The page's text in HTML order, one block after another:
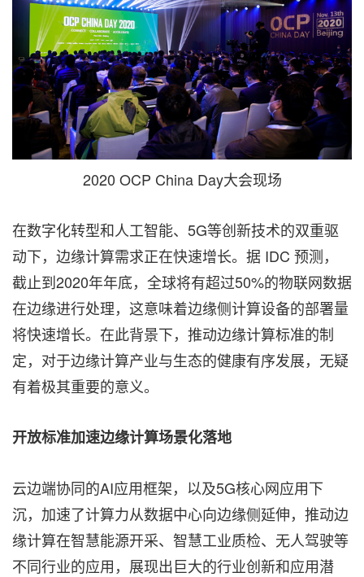
2020 OCP China Day大会现场
在数字化转型和人工智能、5G等创新技术的双重驱
动下，边缘计算需求正在快速增长。据 IDC 预测，
截止到2020年年底，全球将有超过50%的物联网数据
在边缘进行处理，这意味着边缘侧计算设备的部署量
将快速增长。在此背景下，推动边缘计算标准的制
定，对于边缘计算产业与生态的健康有序发展，无疑
有着极其重要的意义。
开放标准加速边缘计算场景化落地
云边端协同的AI应用框架，以及5G核心网应用下
沉，加速了计算力从数据中心向边缘侧延伸，推动边
缘计算在智慧能源开采、智慧工业质检、无人驾驶等
不同行业的应用，展现出巨大的行业创新和应用潜